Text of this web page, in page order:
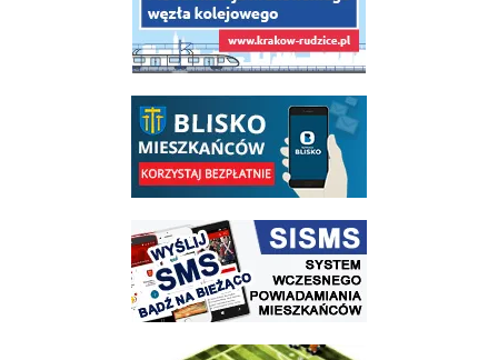
link do opisu aplikacji - BLISKO, Gmina Wieliczka w aplikacji Blisko
link do strony systemu wczesnego ostrzegania mieszkańców SISMS
link do opisu projektu Wielickie Orliki